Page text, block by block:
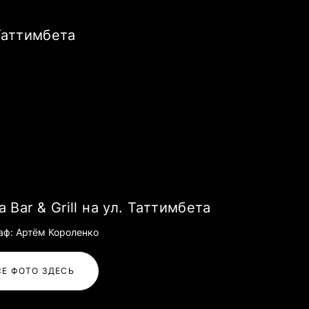
Bar & Grill на ул. Таттимбета
Артём Короленко
ФОТО ЗДЕСЬ